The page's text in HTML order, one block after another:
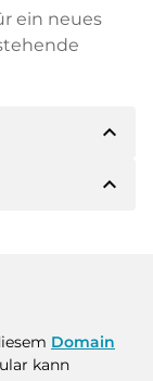
ein neues
expand_less
Ihnen die
immer
expand_less
auf
Domain
kann